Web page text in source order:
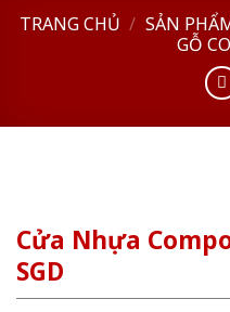
TRANG CHỦ / SẢN
GỖ
Cửa Nhựa
SGD